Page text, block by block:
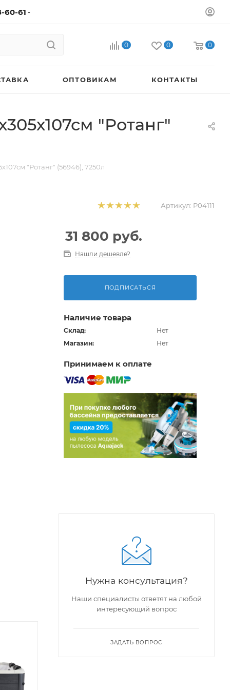
60-61
0 0 0
ОПТОВИКАМ КОНТАКТЫ
"Ротанг"
"Ротанг" (56946), 7250л
Артикул: P04111
31 800 руб.
Нашли дешевле?
ПОДПИСАТЬСЯ
Наличие товара
Склад:
Нет
Магазин:
Нет
Принимаем к оплате
Нужна консультация?
Наши специалисты ответят на любой
интересующий вопрос
ЗАДАТЬ ВОПРОС